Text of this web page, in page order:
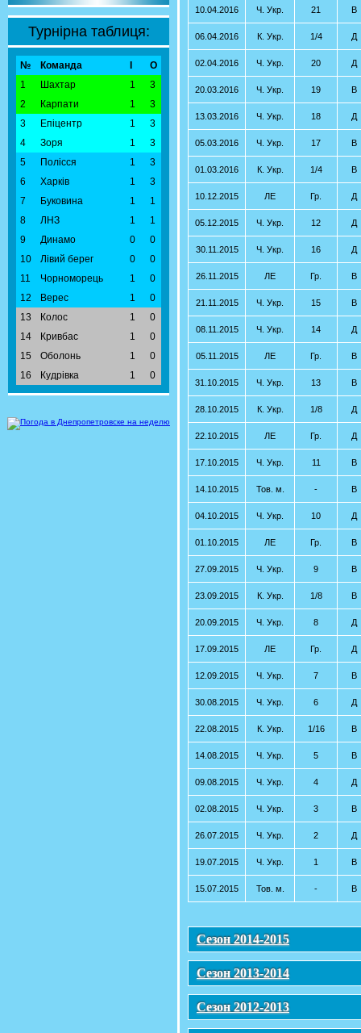
Турнірна таблиця:
№ Команда
О
1
Шахтар 1
3
2
Карпати 1
3
3
Епіцентр 1
3
4
Зоря 1
3
5
Полісся 1
3
6
Харків 1
3
7
Буковина 1
1
8
ЛНЗ 1
1
9
Динамо 0
0
10
Лівий берег 0
0
11
Чорноморець 1
0
12
Верес 1
0
13
Колос 1
0
14
Кривбас 1
0
15
Оболонь 1
0
16
Кудрівка 1 0
10.04.2016 Ч. Укр. 21 В
06.04.2016 К. Укр. 1/4 Д
02.04.2016 Ч. Укр. 20 Д
20.03.2016 Ч. Укр. 19 В
13.03.2016 Ч. Укр. 18 Д
05.03.2016 Ч. Укр. 17 В
01.03.2016 К. Укр. 1/4 В
10.12.2015 ЛЕ Гр. Д
05.12.2015 Ч. Укр. 12 Д
30.11.2015 Ч. Укр. 16 Д
26.11.2015 ЛЕ Гр. В
21.11.2015 Ч. Укр. 15 В
08.11.2015 Ч. Укр. 14 Д
05.11.2015 ЛЕ Гр. В
31.10.2015 Ч. Укр. 13 В
28.10.2015 К. Укр. 1/8 Д
22.10.2015 ЛЕ Гр. Д
17.10.2015 Ч. Укр. 11 В
14.10.2015 Тов. м. - В
04.10.2015 Ч. Укр. 10 Д
01.10.2015 ЛЕ Гр. В
27.09.2015 Ч. Укр. 9 В
23.09.2015 К. Укр. 1/8 В
20.09.2015 Ч. Укр. 8 Д
17.09.2015 ЛЕ Гр. Д
12.09.2015 Ч. Укр. 7 В
30.08.2015 Ч. Укр. 6 Д
22.08.2015 К. Укр. 1/16 В
14.08.2015 Ч. Укр. 5 В
09.08.2015 Ч. Укр. 4 Д
02.08.2015 Ч. Укр. 3 В
26.07.2015 Ч. Укр. 2 Д
19.07.2015 Ч. Укр. 1 В
15.07.2015 Тов. м. - В
Сезон 2014-2015
Сезон 2013-2014
Сезон 2012-2013